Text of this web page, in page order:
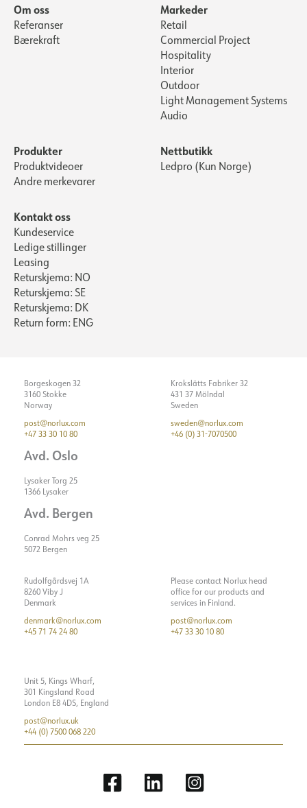
Om oss
Referanser
Bærekraft
Markeder
Retail
Commercial Project
Hospitality
Interior
Outdoor
Light Management Systems
Audio
Produkter
Produktvideoer
Andre merkevarer
Nettbutikk
Ledpro (Kun Norge)
Kontakt oss
Kundeservice
Ledige stillinger
Leasing
Returskjema: NO
Returskjema: SE
Returskjema: DK
Return form: ENG
Borgeskogen 32
3160 Stokke
Norway
post@norlux.com
+47 33 30 10 80
Avd. Oslo
Lysaker Torg 25
1366 Lysaker
Avd. Bergen
Conrad Mohrs veg 25
5072 Bergen
Krokslätts Fabriker 32
431 37 Mölndal
Sweden
sweden@norlux.com
+46 (0) 31-7070500
Rudolfgårdsvej 1A
8260 Viby J
Denmark
denmark@norlux.com
+45 71 74 24 80
Please contact Norlux head
office for our products and
services in Finland.
post@norlux.com
+47 33 30 10 80
Unit 5, Kings Wharf,
301 Kingsland Road
London E8 4DS, England
post@norlux.uk
+44 (0) 7500 068 220